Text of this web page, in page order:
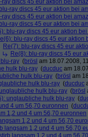
ray discs 45 eur aktion bei
ray discs 45 eur aktion bei
ray discs 45 eur aktion bei
ray discs 45 eur aktion bei
blu-ray discs 45 eur aktion
blu-ray discs 45 eur aktion
Re(7): blu-ray discs 45 eur
Re(8): blu-ray discs 45 eur
ray (brösl am 18.07.2008,
hulk blu-ray (ducduc am
hulk blu-ray (brösl am
hulk blu-ray (ducduc
hulk blu-ray (brösl
unglaubliche hulk blu-ray (
4 um 56,70 euronnen (
1,2 und 4 um 56,70 euronnen
1,2 und 4 um 56,70
langsam 1,2 und 4 um 56,70
langsam 1,2 und 4 um